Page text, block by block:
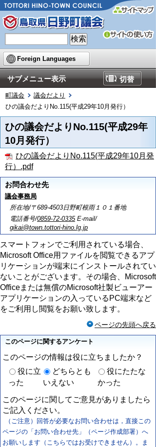
Foreign Languages
サブメニュー表示 切替
町議会
議会だより
ひの議会だよりNo.115(平成29年10月発行）
ひの議会だよりNo.115(平成29年
10月発行）
ひの議会だよりNo.115(平成29年10月発
行）.pdf
お問合わせ先
議会事務局
所在地/〒689-4503日野町根雨１０１番地
電話番号/0859-72-0335E-mail/
gikai@town.tottori-hino.lg.jp
スマートフォンでご利用されている場合、
Microsoft Office用ファイルを閲覧できるアプ
リケーションが端末にインストールされてい
ないことがございます。その場合、Microsoft
Officeまたは無償のMicrosoft社製ビューアー
アプリケーションの入っているPC端末など
をご利用し閲覧をお願い致します。
ページの先頭へ戻る
このページに関するアンケート
このページの情報は役に立ちましたか？
役に立
った
どちらとも
いえない
役にたたな
かった
このページに関してご意見がありましたら
ご記入ください。
（ご注意）回答が必要なお問い合わせは，直接この
ページの「お問い合わせ先」（ページ作成部署）へ
お願いします（こちらではお受けできません）。ま